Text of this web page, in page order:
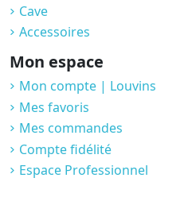
Cave
Accessoires
Mon espace
Mon compte | Louvins
Mes favoris
Mes commandes
Compte fidélité
Espace Professionnel